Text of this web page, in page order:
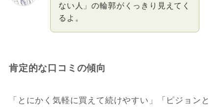
ない人」の輪郭がくっきり見えてく
るよ。
肯定的な口コミの傾向
「とにかく気軽に買えて続けやすい」「ピジョンと